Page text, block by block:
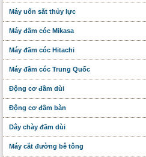
Máy uốn sắt thủy lực
Máy đầm cóc Mikasa
Máy đầm cóc Hitachi
Máy đầm cóc Trung Quốc
Động cơ đầm dùi
Động cơ đầm bàn
Dây chày đầm dùi
Máy cắt đường bê tông